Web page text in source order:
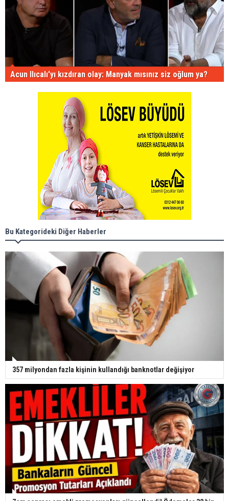
Acun Ilıcalı'yı kızdıran olay: Manyak mısınız siz oğlum ya?
Bu Kategorideki Diğer Haberler
357 milyondan fazla kişinin kullandığı banknotlar değişiyor